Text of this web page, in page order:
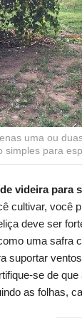
uma ou
para
videira para
cultivar, você
deve ser
uma safra
suportar
se de que
as folhas,